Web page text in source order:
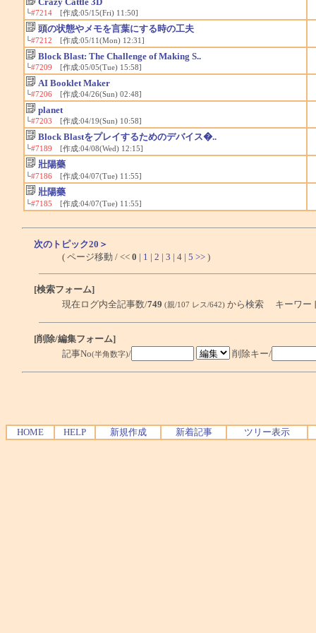
└#7214[作成:05/15(Fri) 11:50]
頭の状態やメモを言葉にする時の工夫
└#7212 [作成:05/11(Mon) 12:31]
Block Blast: The Challenge of Making S..
└#7209 [作成:05/05(Tue) 15:58]
AI Booklet Maker
└#7206[作成:04/26(Sun) 02:48]
planet
└#7203 [作成:04/19(Sun) 10:58]
Block Blastをプレイするためのデバイス�..
└#7189 [作成:04/08(Wed) 12:15]
壯陽藥
└#7186[作成:04/07(Tue) 11:55]
壯陽藥
└#7185 [作成:04/07(Tue) 11:55]
次のトピック20＞
( ページ移動 / << 0 | 1 | 2 | 3 | 4 | 5 >> )
[検索フォーム]
現在ログ内全記事数/749 (親/107 レス/642) から検索 キーワー
[削除/編集フォーム]
記事No(半角数字)/ 削除キー/
HOME HELP 新規作成 新着記事 ツリー表示